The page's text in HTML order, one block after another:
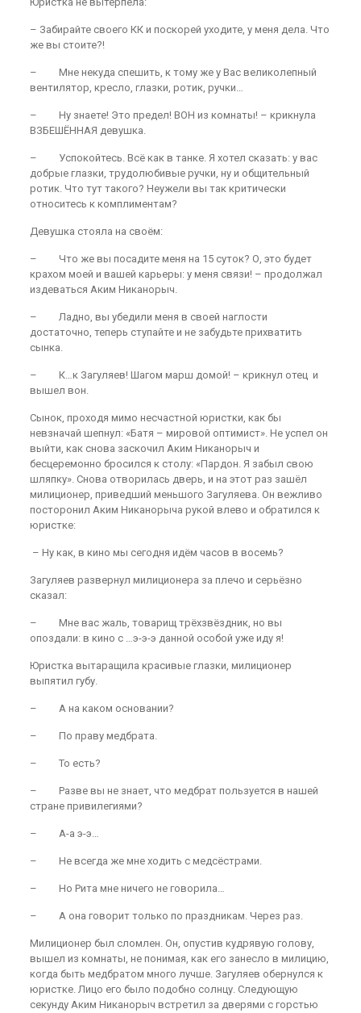
– Забирайте своего КК и поскорей уходите, у меня дела. Что
же вы стоите?!
– Мне некуда спешить, к тому же у Вас великолепный
вентилятор, кресло, глазки, ротик, ручки…
– Ну знаете! Это предел! ВОН из комнаты! – крикнула
ВЗБЕШЁННАЯ девушка.
– Успокойтесь. Всё как в танке. Я хотел сказать: у вас
добрые глазки, трудолюбивые ручки, ну и общительный
ротик. Что тут такого? Неужели вы так критически
относитесь к комплиментам?
Девушка стояла на своём:
– Что же вы посадите меня на 15 суток? О, это будет
крахом моей и вашей карьеры: у меня связи! – продолжал
издеваться Аким Никанорыч.
– Ладно, вы убедили меня в своей наглости
достаточно, теперь ступайте и не забудьте прихватить
сынка.
– К…к Загуляев! Шагом марш домой! – крикнул отец и
вышел вон.
Сынок, проходя мимо несчастной юристки, как бы
невзначай шепнул: «Батя – мировой оптимист». Не успел он
выйти, как снова заскочил Аким Никанорыч и
бесцеремонно бросился к столу: «Пардон. Я забыл свою
шляпку». Снова отворилась дверь, и на этот раз зашёл
милиционер, приведший меньшого Загуляева. Он вежливо
посторонил Аким Никанорыча рукой влево и обратился к
юристке:
– Ну как, в кино мы сегодня идём часов в восемь?
Загуляев развернул милиционера за плечо и серьёзно
сказал:
– Мне вас жаль, товарищ трёхзвёздник, но вы
опоздали: в кино с …э-э-э данной особой уже иду я!
Юристка вытаращила красивые глазки, милиционер
выпятил губу.
– А на каком основании?
– По праву медбрата.
– То есть?
– Разве вы не знает, что медбрат пользуется в нашей
стране привилегиями?
– А-а э-э…
– Не всегда же мне ходить с медсёстрами.
– Но Рита мне ничего не говорила…
– А она говорит только по праздникам. Через раз.
Милиционер был сломлен. Он, опустив кудрявую голову,
вышел из комнаты, не понимая, как его занесло в милицию,
когда быть медбратом много лучше. Загуляев обернулся к
юристке. Лицо его было подобно солнцу. Следующую
секунду Аким Никанорыч встретил за дверями с горстью